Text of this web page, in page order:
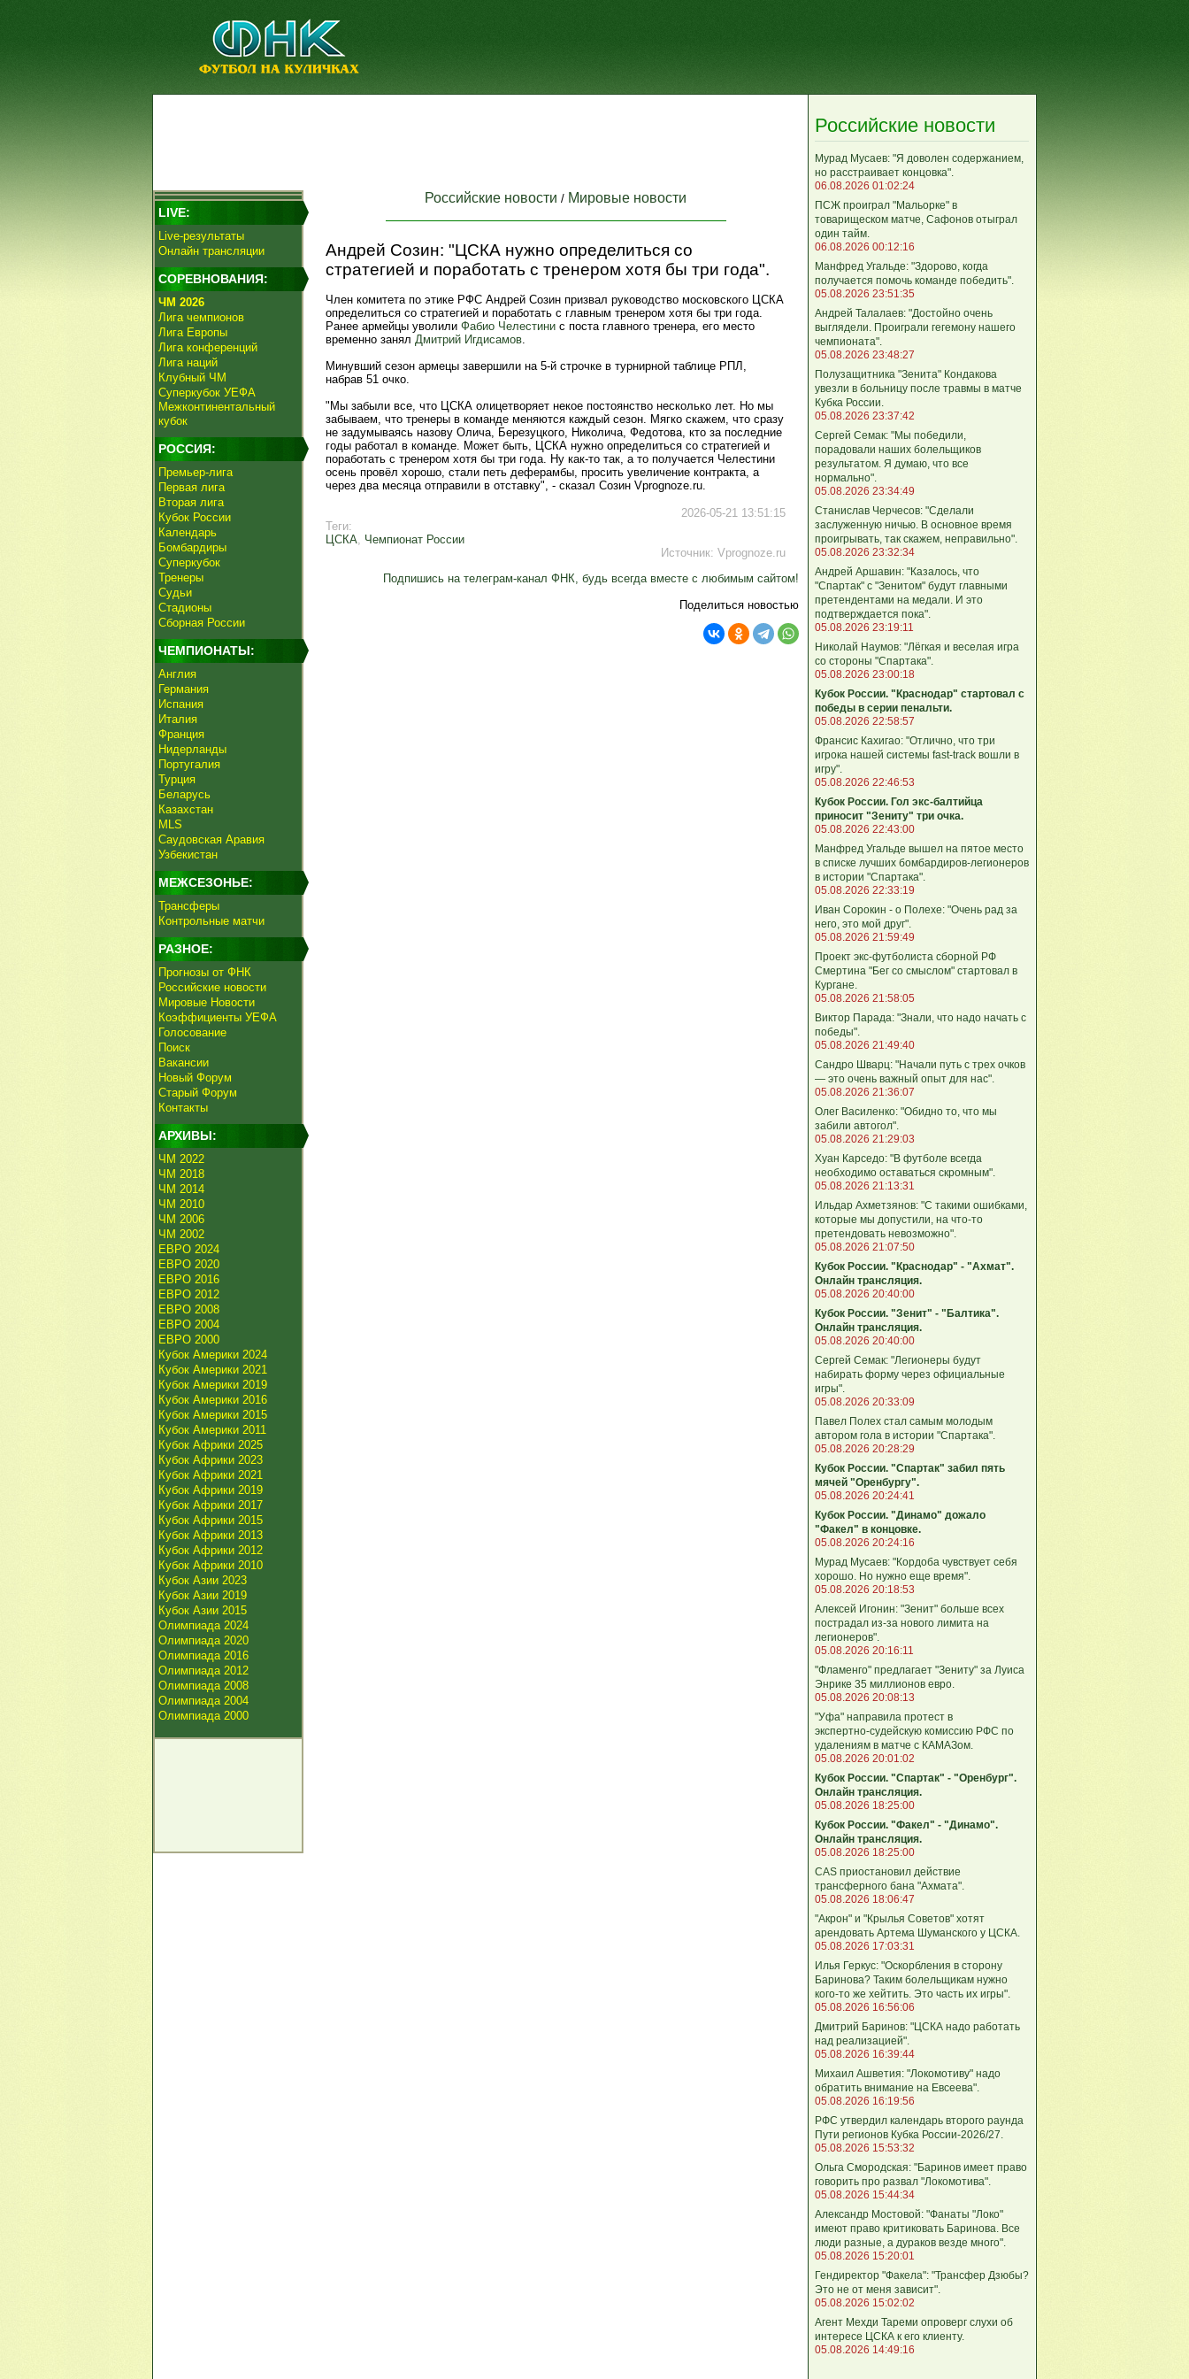
LIVE:
Live-результаты
Онлайн трансляции
СОРЕВНОВАНИЯ:
ЧМ 2026
Лига чемпионов
Лига Европы
Лига конференций
Лига наций
Клубный ЧМ
Суперкубок УЕФА
Межконтинентальный
кубок
РОССИЯ:
Премьер-лига
Первая лига
Вторая лига
Кубок России
Календарь
Бомбардиры
Суперкубок
Тренеры
Судьи
Стадионы
Сборная России
ЧЕМПИОНАТЫ:
Англия
Германия
Испания
Италия
Франция
Нидерланды
Португалия
Турция
Беларусь
Казахстан
MLS
Саудовская Аравия
Узбекистан
МЕЖСЕЗОНЬЕ:
Трансферы
Контрольные матчи
РАЗНОЕ:
Прогнозы от ФНК
Российские новости
Мировые Новости
Коэффициенты УЕФА
Голосование
Поиск
Вакансии
Новый Форум
Старый Форум
Контакты
АРХИВЫ:
ЧМ 2022
ЧМ 2018
ЧМ 2014
ЧМ 2010
ЧМ 2006
ЧМ 2002
ЕВРО 2024
ЕВРО 2020
ЕВРО 2016
ЕВРО 2012
ЕВРО 2008
ЕВРО 2004
ЕВРО 2000
Кубок Америки 2024
Кубок Америки 2021
Кубок Америки 2019
Кубок Америки 2016
Кубок Америки 2015
Кубок Америки 2011
Кубок Африки 2025
Кубок Африки 2023
Кубок Африки 2021
Кубок Африки 2019
Кубок Африки 2017
Кубок Африки 2015
Кубок Африки 2013
Кубок Африки 2012
Кубок Африки 2010
Кубок Азии 2023
Кубок Азии 2019
Кубок Азии 2015
Олимпиада 2024
Олимпиада 2020
Олимпиада 2016
Олимпиада 2012
Олимпиада 2008
Олимпиада 2004
Олимпиада 2000
Российские новости / Мировые новости
Андрей Созин: "ЦСКА нужно определиться со
стратегией и поработать с тренером хотя бы три года".
Член комитета по этике РФС Андрей Созин призвал руководство московского ЦСКА
определиться со стратегией и поработать с главным тренером хотя бы три года.
Ранее армейцы уволили Фабио Челестини с поста главного тренера, его место
временно занял Дмитрий Игдисамов.
Минувший сезон армецы завершили на 5-й строчке в турнирной таблице РПЛ,
набрав 51 очко.
"Мы забыли все, что ЦСКА олицетворяет некое постоянство несколько лет. Но мы
забываем, что тренеры в команде меняются каждый сезон. Мягко скажем, что сразу
не задумываясь назову Олича, Березуцкого, Николича, Федотова, кто за последние
годы работал в команде. Может быть, ЦСКА нужно определиться со стратегией и
поработать с тренером хотя бы три года. Ну как-то так, а то получается Челестини
осень провёл хорошо, стали петь деферамбы, просить увеличение контракта, а
через два месяца отправили в отставку", - сказал Созин Vprognoze.ru.
2026-05-21 13:51:15
Теги:
ЦСКА, Чемпионат России
Источник: Vprognoze.ru
Подпишись на телеграм-канал ФНК, будь всегда вместе с любимым сайтом!
Поделиться новостью
Российские новости
Мурад Мусаев: "Я доволен содержанием,
но расстраивает концовка".
06.08.2026 01:02:24
ПСЖ проиграл "Мальорке" в
товарищеском матче, Сафонов отыграл
один тайм.
06.08.2026 00:12:16
Манфред Угальде: "Здорово, когда
получается помочь команде победить".
05.08.2026 23:51:35
Андрей Талалаев: "Достойно очень
выглядели. Проиграли гегемону нашего
чемпионата".
05.08.2026 23:48:27
Полузащитника "Зенита" Кондакова
увезли в больницу после травмы в матче
Кубка России.
05.08.2026 23:37:42
Сергей Семак: "Мы победили,
порадовали наших болельщиков
результатом. Я думаю, что все
нормально".
05.08.2026 23:34:49
Станислав Черчесов: "Сделали
заслуженную ничью. В основное время
проигрывать, так скажем, неправильно".
05.08.2026 23:32:34
Андрей Аршавин: "Казалось, что
"Спартак" с "Зенитом" будут главными
претендентами на медали. И это
подтверждается пока".
05.08.2026 23:19:11
Николай Наумов: "Лёгкая и веселая игра
со стороны "Спартака".
05.08.2026 23:00:18
Кубок России. "Краснодар" стартовал с
победы в серии пенальти.
05.08.2026 22:58:57
Франсис Кахигао: "Отлично, что три
игрока нашей системы fast‑track вошли в
игру".
05.08.2026 22:46:53
Кубок России. Гол экс-балтийца
приносит "Зениту" три очка.
05.08.2026 22:43:00
Манфред Угальде вышел на пятое место
в списке лучших бомбардиров-легионеров
в истории "Спартака".
05.08.2026 22:33:19
Иван Сорокин - о Полехе: "Очень рад за
него, это мой друг".
05.08.2026 21:59:49
Проект экс-футболиста сборной РФ
Смертина "Бег со смыслом" стартовал в
Кургане.
05.08.2026 21:58:05
Виктор Парада: "Знали, что надо начать с
победы".
05.08.2026 21:49:40
Сандро Шварц: "Начали путь с трех очков
— это очень важный опыт для нас".
05.08.2026 21:36:07
Олег Василенко: "Обидно то, что мы
забили автогол".
05.08.2026 21:29:03
Хуан Карседо: "В футболе всегда
необходимо оставаться скромным".
05.08.2026 21:13:31
Ильдар Ахметзянов: "С такими ошибками,
которые мы допустили, на что‑то
претендовать невозможно".
05.08.2026 21:07:50
Кубок России. "Краснодар" - "Ахмат".
Онлайн трансляция.
05.08.2026 20:40:00
Кубок России. "Зенит" - "Балтика".
Онлайн трансляция.
05.08.2026 20:40:00
Сергей Семак: "Легионеры будут
набирать форму через официальные
игры".
05.08.2026 20:33:09
Павел Полех стал самым молодым
автором гола в истории "Спартака".
05.08.2026 20:28:29
Кубок России. "Спартак" забил пять
мячей "Оренбургу".
05.08.2026 20:24:41
Кубок России. "Динамо" дожало
"Факел" в концовке.
05.08.2026 20:24:16
Мурад Мусаев: "Кордоба чувствует себя
хорошо. Но нужно еще время".
05.08.2026 20:18:53
Алексей Игонин: "Зенит" больше всех
пострадал из-за нового лимита на
легионеров".
05.08.2026 20:16:11
"Фламенго" предлагает "Зениту" за Луиса
Энрике 35 миллионов евро.
05.08.2026 20:08:13
"Уфа" направила протест в
экспертно‑судейскую комиссию РФС по
удалениям в матче с КАМАЗом.
05.08.2026 20:01:02
Кубок России. "Спартак" - "Оренбург".
Онлайн трансляция.
05.08.2026 18:25:00
Кубок России. "Факел" - "Динамо".
Онлайн трансляция.
05.08.2026 18:25:00
CAS приостановил действие
трансферного бана "Ахмата".
05.08.2026 18:06:47
"Акрон" и "Крылья Советов" хотят
арендовать Артема Шуманского у ЦСКА.
05.08.2026 17:03:31
Илья Геркус: "Оскорбления в сторону
Баринова? Таким болельщикам нужно
кого‑то же хейтить. Это часть их игры".
05.08.2026 16:56:06
Дмитрий Баринов: "ЦСКА надо работать
над реализацией".
05.08.2026 16:39:44
Михаил Ашветия: "Локомотиву" надо
обратить внимание на Евсеева".
05.08.2026 16:19:56
РФС утвердил календарь второго раунда
Пути регионов Кубка России-2026/27.
05.08.2026 15:53:32
Ольга Смородская: "Баринов имеет право
говорить про развал "Локомотива".
05.08.2026 15:44:34
Александр Мостовой: "Фанаты "Локо"
имеют право критиковать Баринова. Все
люди разные, а дураков везде много".
05.08.2026 15:20:01
Гендиректор "Факела": "Трансфер Дзюбы?
Это не от меня зависит".
05.08.2026 15:02:02
Агент Мехди Тареми опроверг слухи об
интересе ЦСКА к его клиенту.
05.08.2026 14:49:16